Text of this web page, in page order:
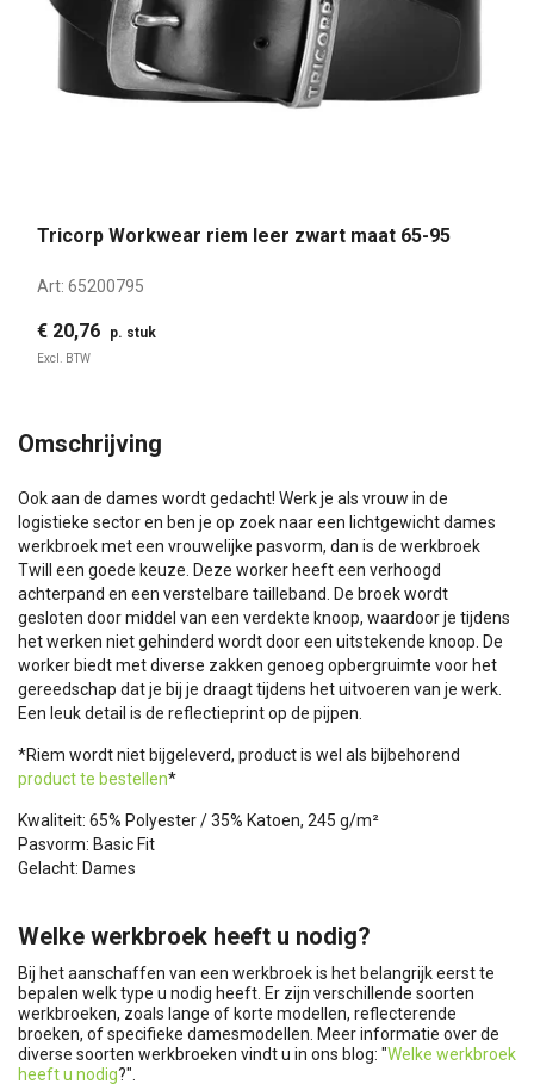
Tricorp Workwear riem leer zwart maat 65-95
Art: 65200795
€ 20,76 p. stuk
Excl. BTW
Omschrijving
Ook aan de dames wordt gedacht! Werk je als vrouw in de
logistieke sector en ben je op zoek naar een lichtgewicht dames
werkbroek met een vrouwelijke pasvorm, dan is de werkbroek
Twill een goede keuze. Deze worker heeft een verhoogd
achterpand en een verstelbare tailleband. De broek wordt
gesloten door middel van een verdekte knoop, waardoor je tijdens
het werken niet gehinderd wordt door een uitstekende knoop. De
worker biedt met diverse zakken genoeg opbergruimte voor het
gereedschap dat je bij je draagt tijdens het uitvoeren van je werk.
Een leuk detail is de reflectieprint op de pijpen.
*Riem wordt niet bijgeleverd, product is wel als bijbehorend
product te bestellen*
Kwaliteit: 65% Polyester / 35% Katoen, 245 g/m²
Pasvorm: Basic Fit
Gelacht: Dames
Welke werkbroek heeft u nodig?
Bij het aanschaffen van een werkbroek is het belangrijk eerst te
bepalen welk type u nodig heeft. Er zijn verschillende soorten
werkbroeken, zoals lange of korte modellen, reflecterende
broeken, of specifieke damesmodellen. Meer informatie over de
diverse soorten werkbroeken vindt u in ons blog: "Welke werkbroek
heeft u nodig?".